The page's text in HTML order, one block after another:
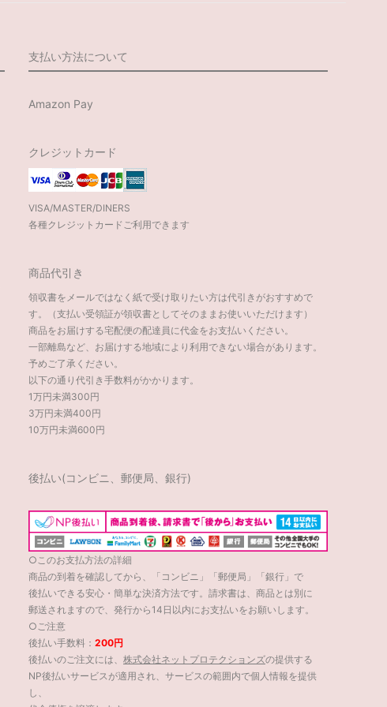
支払い方法について
Amazon Pay
クレジットカード
VISA/MASTER/DINERS
各種クレジットカードご利用できます
商品代引き
領収書をメールではなく紙で受け取りたい方は代引きがおすすめで
す。（支払い受領証が領収書としてそのままお使いいただけます）
商品をお届けする宅配便の配達員に代金をお支払いください。
一部離島など、お届けする地域により利用できない場合があります。
予めご了承ください。
以下の通り代引き手数料がかかります。
1万円未満300円
3万円未満400円
10万円未満600円
後払い(コンビニ、郵便局、銀行)
○このお支払方法の詳細
商品の到着を確認してから、「コンビニ」「郵便局」「銀行」で
後払いできる安心・簡単な決済方法です。請求書は、商品とは別に
郵送されますので、発行から14日以内にお支払いをお願いします。
○ご注意
後払い手数料： 200円
後払いのご注文には、 株式会社ネットプロテクションズの提供する
NP後払いサービスが適用され、サービスの範囲内で個人情報を提供
し、